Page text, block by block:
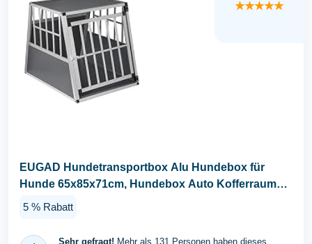
★★★★★
EUGAD Hundetransportbox Alu Hundebox für
Hunde 65x85x71cm, Hundebox Auto Kofferraum
mit...
5 % Rabatt
Sehr gefragt! Mehr als 131 Personen haben dieses